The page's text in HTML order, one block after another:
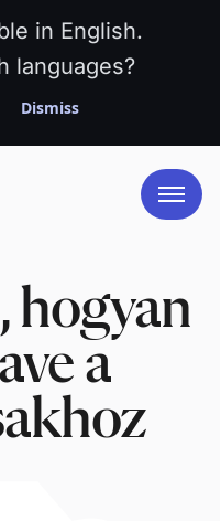
in English.
languages?
Dismiss
hogyan
a